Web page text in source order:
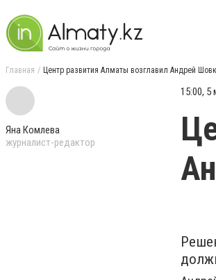
Главная Центр развития Алматы возглавил Андрей
Яна Комлева
журналист-редактор
15:00, 5